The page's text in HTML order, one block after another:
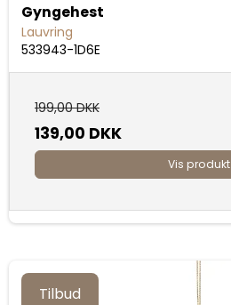
Gyngehest
Lauvring
533943-1D6E
199,00 DKK
139,00 DKK
Vis produkt
Tilbud